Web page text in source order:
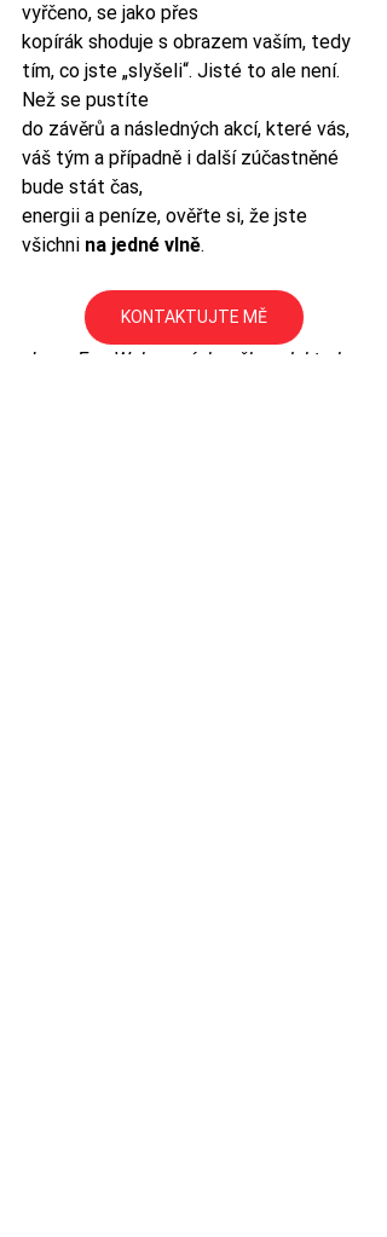
vyřčeno, se jako přes
kopírák shoduje s obrazem vaším, tedy
tím, co jste „slyšeli“. Jisté to ale není.
Než se pustíte
do závěrů a následných akcí, které vás,
váš tým a případně i další zúčastněné
bude stát čas,
energii a peníze, ověřte si, že jste
všichni na jedné vlně.
KONTAKTUJTE MĚ
Jsem Eva Weberová, koučka a lektorka